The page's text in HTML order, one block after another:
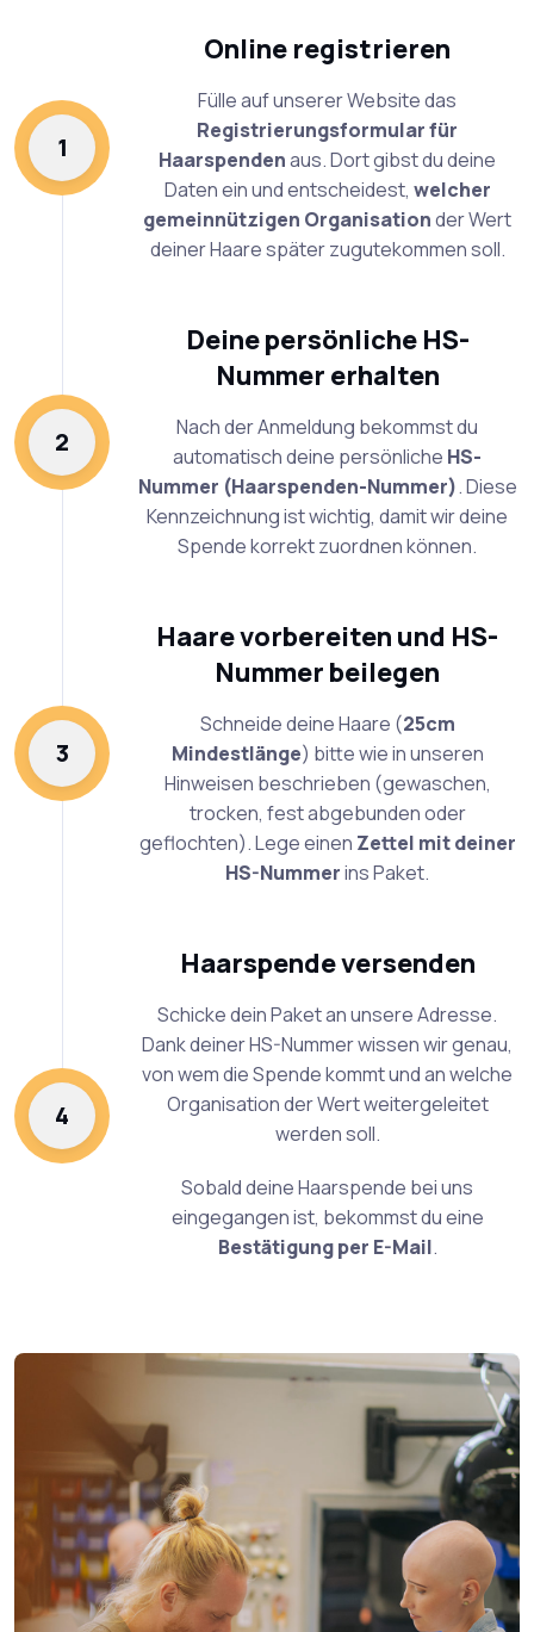
1
Online registrieren
Fülle auf unserer Website das
Registrierungsformular für
Haarspendenaus. Dort gibst du deine
Daten ein und entscheidest, welcher
gemeinnützigen Organisationder Wert
deiner Haare später zugutekommen soll.
2
Deine persönliche HS-
Nummer erhalten
Nach der Anmeldung bekommst du
automatisch deine persönliche HS-
Nummer (Haarspenden-Nummer). Diese
Kennzeichnung ist wichtig, damit wir deine
Spende korrekt zuordnen können.
3
Haare vorbereiten und HS-
Nummer beilegen
Schneide deine Haare (25cm
Mindestlänge) bitte wie in unseren
Hinweisen beschrieben (gewaschen,
trocken, fest abgebunden oder
geflochten). Lege einen Zettel mit deiner
HS-Nummerins Paket.
4
Haarspende versenden
Schicke dein Paket an unsere Adresse.
Dank deiner HS-Nummer wissen wir genau,
von wem die Spende kommt und an welche
Organisation der Wert weitergeleitet
werden soll.
Sobald deine Haarspende bei uns
eingegangen ist, bekommst du eine
Bestätigung per E-Mail.